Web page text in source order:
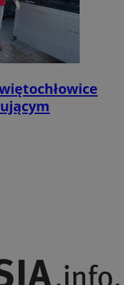
takich jak
kontem. Bez
prawidłowo
swiony.pl 1 rok